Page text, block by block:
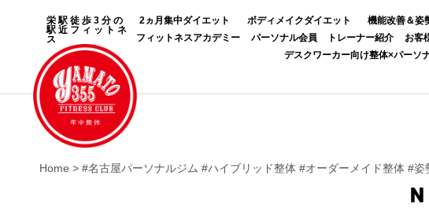
栄駅徒歩3分の
駅近フィットネ
ス
2ヵ月集中ダイエット ボディメイクダイエット 機能改善＆姿
フィットネスアカデミー
パーソナル会員 トレーナー紹介 お客
デスクワーカー向け整体×パーソ
Home > #名古屋パーソナルジム #ハイブリッド整体 #オーダーメイド整体 #